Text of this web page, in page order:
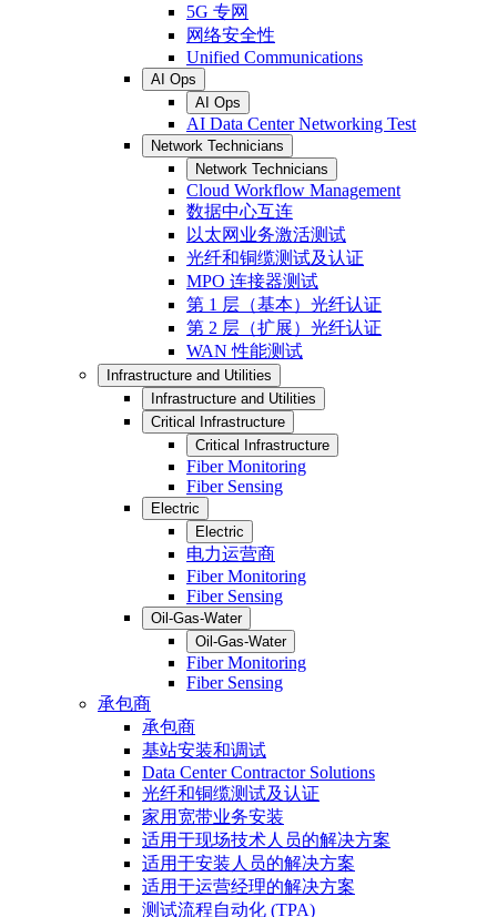
5G 专网
网络安全性
Unified Communications
AI Ops
AI Ops
AI Data Center Networking Test
Network Technicians
Network Technicians
Cloud Workflow Management
数据中心互连
以太网业务激活测试
光纤和铜缆测试及认证
MPO 连接器测试
第 1 层（基本）光纤认证
第 2 层（扩展）光纤认证
WAN 性能测试
Infrastructure and Utilities
Infrastructure and Utilities
Critical Infrastructure
Critical Infrastructure
Fiber Monitoring
Fiber Sensing
Electric
Electric
电力运营商
Fiber Monitoring
Fiber Sensing
Oil-Gas-Water
Oil-Gas-Water
Fiber Monitoring
Fiber Sensing
承包商
承包商
基站安装和调试
Data Center Contractor Solutions
光纤和铜缆测试及认证
家用宽带业务安装
适用于现场技术人员的解决方案
适用于安装人员的解决方案
适用于运营经理的解决方案
测试流程自动化 (TPA)